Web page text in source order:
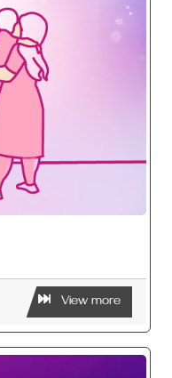
View more